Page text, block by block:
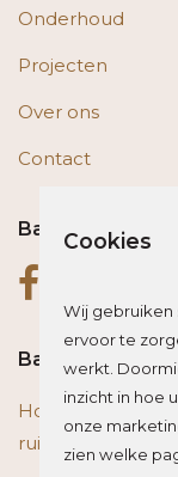
Onderhoud
Projecten
Over ons
Contact
Bas op social
Bas blogt
Houten vloer of
ruimte optisch
Cookies
Wij gebruiken
ervoor te
werkt.
inzicht in hoe
onze
zien welke